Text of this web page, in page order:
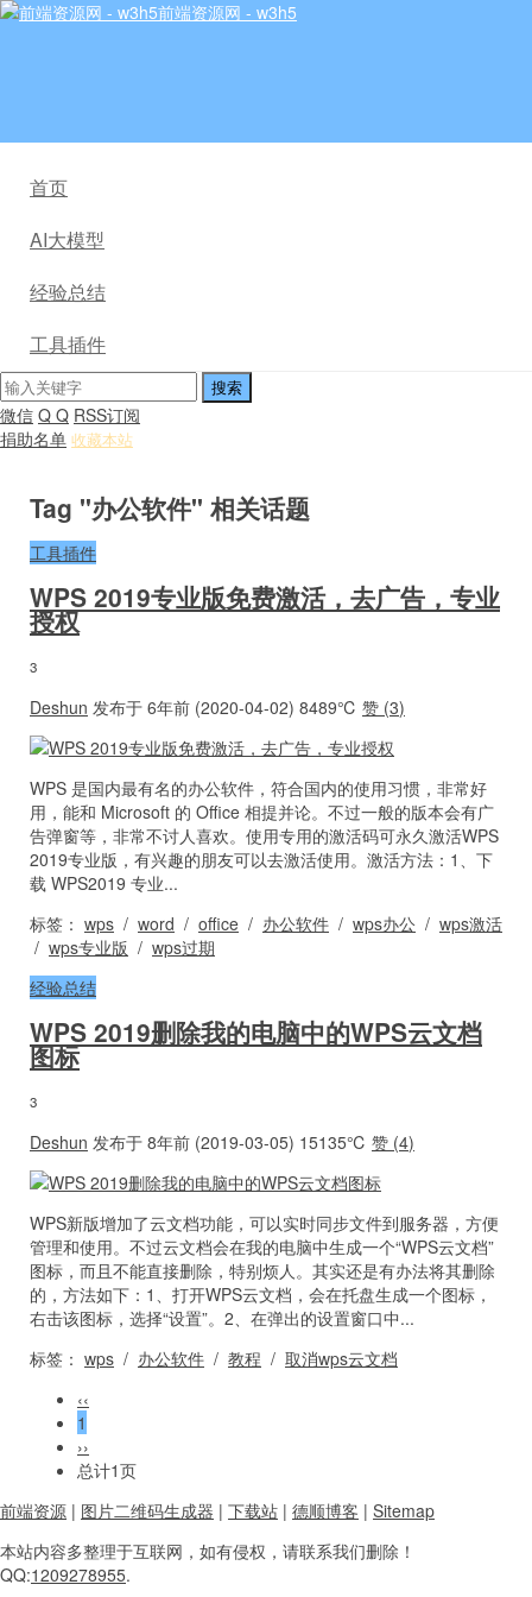
前端资源网 - w3h5
首页
AI大模型
经验总结
工具插件
微信 Q Q RSS订阅
捐助名单 收藏本站
Tag "办公软件" 相关话题
工具插件
WPS 2019专业版免费激活，去广告，专业
授权
3
Deshun 发布于 6年前 (2020-04-02) 8489℃ 赞 (3)
WPS 是国内最有名的办公软件，符合国内的使用习惯，非常好
用，能和 Microsoft 的 Office 相提并论。不过一般的版本会有广
告弹窗等，非常不讨人喜欢。使用专用的激活码可永久激活WPS
2019专业版，有兴趣的朋友可以去激活使用。激活方法：1、下
载 WPS2019 专业...
标签： wps / word / office / 办公软件 / wps办公 / wps激活
/ wps专业版 / wps过期
经验总结
WPS 2019删除我的电脑中的WPS云文档
图标
3
Deshun 发布于 8年前 (2019-03-05) 15135℃ 赞 (4)
WPS新版增加了云文档功能，可以实时同步文件到服务器，方便
管理和使用。不过云文档会在我的电脑中生成一个“WPS云文档”
图标，而且不能直接删除，特别烦人。其实还是有办法将其删除
的，方法如下：1、打开WPS云文档，会在托盘生成一个图标，
右击该图标，选择“设置”。2、在弹出的设置窗口中...
标签： wps / 办公软件 / 教程 / 取消wps云文档
‹‹
1
››
总计1页
前端资源 | 图片二维码生成器 | 下载站 | 德顺博客 | Sitemap
本站内容多整理于互联网， 如有侵权，请联系我们删除！
QQ:1209278955.